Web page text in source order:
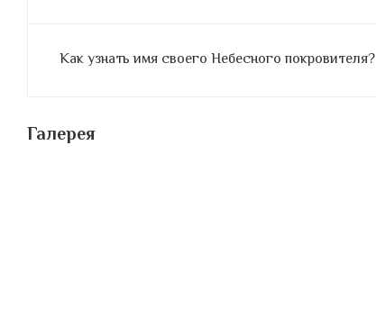
Как узнать имя своего Небесного покровителя?
Галерея